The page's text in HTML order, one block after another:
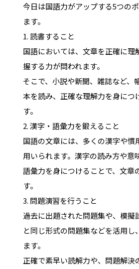
今日は国語力がアップする5つの
ます。
1. 読書すること
国語においては、文章を正確に理
握する力が問われます。
そこで、小説や新聞、雑誌など、
本を読み、正確な理解力を身につ
す。
2. 漢字・語彙力を鍛えること
国語の文章には、多くの漢字や慣
用いられます。漢字の読み方や意
語彙力を身につけることで、文章
す。
3. 問題演習を行うこと
過去に出題された問題集や、模擬
と同じ形式の問題集などを活用し
ます。
正確で素早い読解力や、問題解決